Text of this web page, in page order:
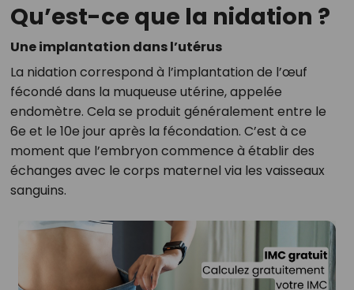
Qu’est-ce que la nidation ?
Une implantation dans l’utérus
La nidation correspond à l’implantation de l’œuf
fécondé dans la muqueuse utérine, appelée
endomètre. Cela se produit généralement entre le
6e et le 10e jour après la fécondation. C’est à ce
moment que l’embryon commence à établir des
échanges avec le corps maternel via les vaisseaux
sanguins.